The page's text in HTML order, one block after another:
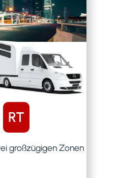
RT
großzügigen Zonen